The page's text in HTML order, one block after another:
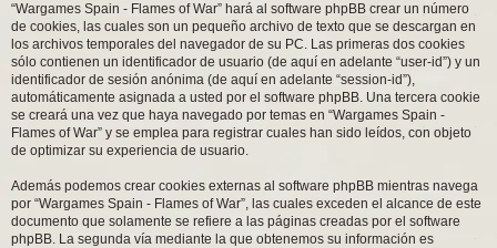
“Wargames Spain - Flames of War” hará al software phpBB crear un número
de cookies, las cuales son un pequeño archivo de texto que se descargan en
los archivos temporales del navegador de su PC. Las primeras dos cookies
sólo contienen un identificador de usuario (de aquí en adelante “user-id”) y un
identificador de sesión anónima (de aquí en adelante “session-id”),
automáticamente asignada a usted por el software phpBB. Una tercera cookie
se creará una vez que haya navegado por temas en “Wargames Spain -
Flames of War” y se emplea para registrar cuales han sido leídos, con objeto
de optimizar su experiencia de usuario.
Además podemos crear cookies externas al software phpBB mientras navega
por “Wargames Spain - Flames of War”, las cuales exceden el alcance de este
documento que solamente se refiere a las páginas creadas por el software
phpBB. La segunda vía mediante la que obtenemos su información es